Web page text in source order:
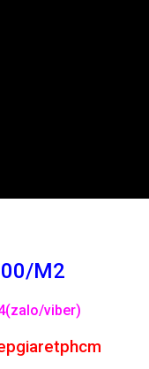
M2
viber)